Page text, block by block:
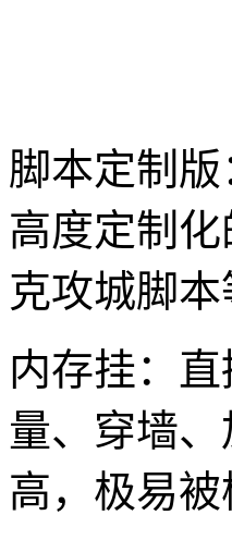
脚本定制
高度定制
克攻城脚
内存挂：
量、穿墙
高，极易